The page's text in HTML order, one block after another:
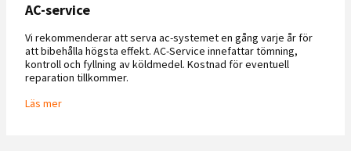
AC-service
Vi rekommenderar att serva ac-systemet en gång varje år för
att bibehålla högsta effekt. AC-Service innefattar tömning,
kontroll och fyllning av köldmedel. Kostnad för eventuell
reparation tillkommer.
Läs mer